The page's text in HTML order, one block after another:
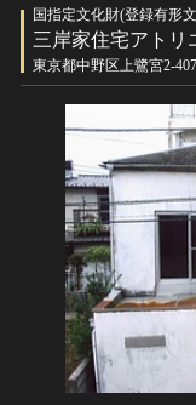
国指定文化財(登録有形
三岸家住宅アトリ
東京都中野区上鷺宮2-407